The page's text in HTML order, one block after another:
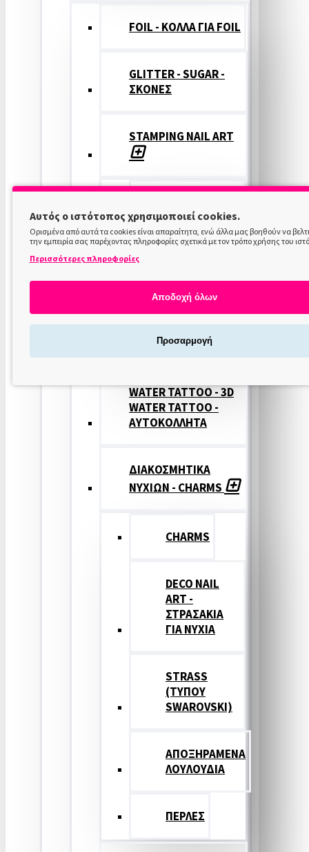
FOIL - ΚΟΛΛΑ ΓΙΑ FOIL
GLITTER - SUGAR -
ΣΚΟΝΕΣ
STAMPING NAIL ART
COLOR
ΝΥΧΙΩΝ
ΣΦΡΑΓΙΔΕΣ
ΝΥΧΙΩΝ
WATER TATTOO - 3D
WATER TATTOO -
ΑΥΤΟΚΟΛΛΗΤΑ
ΔΙΑΚΟΣΜΗΤΙΚΑ
ΝΥΧΙΩΝ - CHARMS
CHARMS
DECO NAIL
ART -
ΣΤΡΑΣΑΚΙΑ
ΓΙΑ ΝΥΧΙΑ
STRASS
(ΤΥΠΟΥ
SWAROVSKI)
ΑΠΟΞΗΡΑΜΕΝΑ
ΛΟΥΛΟΥΔΙΑ
ΠΕΡΛΕΣ
Αυτός ο ιστότοπος χρησιμοποιεί cookies.
Ορισμένα από αυτά τα cookies είναι απαραίτητα, ενώ άλλα μας βοηθούν να
την εμπειρία σας παρέχοντας πληροφορίες σχετικά με τον τρόπο χρήσης του
Περισσότερες πληροφορίες
Αποδοχή όλων
Προσαρμογή